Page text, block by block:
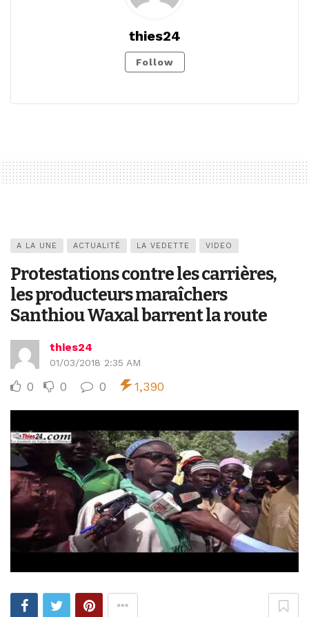
thies24
Follow
A LA UNE ACTUALITÉ LA VEDETTE VIDEO
Protestations contre les carrières,
les producteurs maraîchers
Santhiou Waxal barrent la route
thies24
01/03/2018 2:35 AM
0 0 0 1,390